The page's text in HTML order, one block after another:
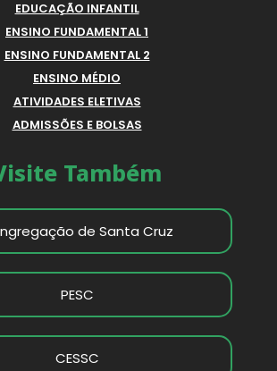
EDUCAÇÃO INFANTIL
ENSINO FUNDAMENTAL 1
ENSINO FUNDAMENTAL 2
ENSINO MÉDIO
ATIVIDADES ELETIVAS
ADMISSÕES E BOLSAS
Também
de Santa Cruz
PESC
CESSC